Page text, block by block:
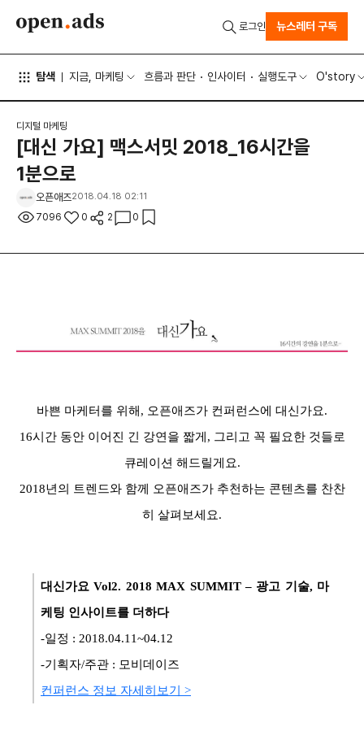
탐색 지금, 마케팅 흐름과 판단 인사이터 실행도구 O'story
로그인 뉴스레터 구독
디지털 마케팅
[대신 가요] 맥스서밋 2018_16시간을
1분으로
오픈애즈2018.04.18 02:11
7096 0 2 0
바쁜 마케터를 위해, 오픈애즈가 컨퍼런스에 대신가요.
16시간 동안 이어진 긴 강연을 짧게, 그리고 꼭 필요한 것들로
큐레이션 해드릴게요.
2018년의 트렌드와 함께 오픈애즈가 추천하는 콘텐츠를 찬찬
히 살펴보세요.
대신가요 Vol2. 2018 MAX SUMMIT – 광고 기술, 마
케팅 인사이트를 더하다
-일정 : 2018.04.11~04.12
-기획자/주관 : 모비데이즈
컨퍼런스 정보 자세히보기 >